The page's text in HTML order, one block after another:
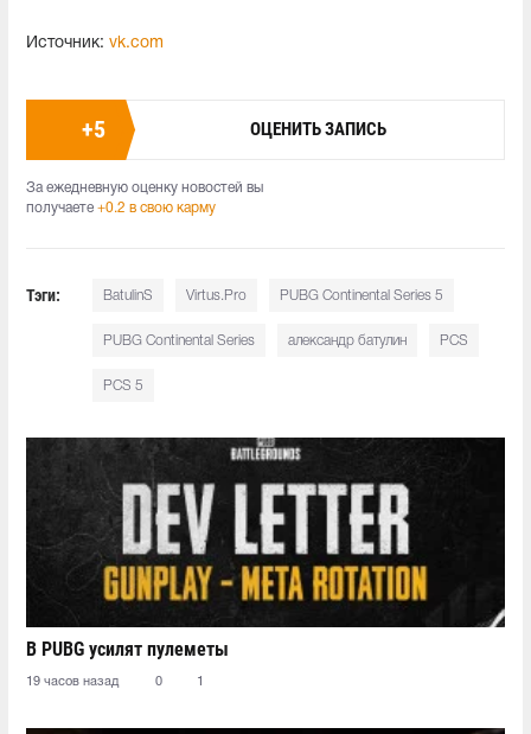
Источник: vk.com
+5 ОЦЕНИТЬ ЗАПИСЬ
За ежедневную оценку новостей вы
получаете +0.2 в свою карму
Тэги: BatulinS Virtus.Pro PUBG Continental Series 5
PUBG Continental Series александр батулин PCS
PCS 5
В PUBG усилят пулеметы
19 часов назад 0 1